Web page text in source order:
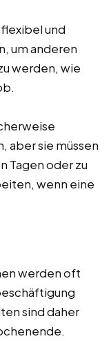
und
um anderen
werden, wie
aber sie müssen
Tagen oder zu
wenn eine
werden oft
sind daher